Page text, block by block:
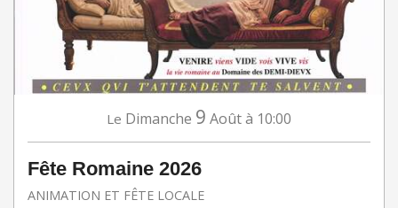
Le Dimanche 9 Aoûtà 10:00
Fête Romaine 2026
ANIMATION ET FÊTE LOCALE